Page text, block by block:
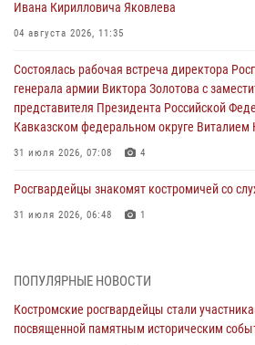
Ивана Кирилловича Яковлева
04 августа 2026, 11:35
Состоялась рабочая встреча директора
генерала армии Виктора Золотова с
представителя Президента Российской
Кавказском федеральном округе Виталием
31 июля 2026, 07:08 4
Росгвардейцы знакомят костромичей со
31 июля 2026, 06:48 1
Управления Росгвардии
30 июля 2026, 10:39 9
ПОПУЛЯРНЫЕ НОВОСТИ
Костромские росгвардейцы стали
посвященной памятным историческим